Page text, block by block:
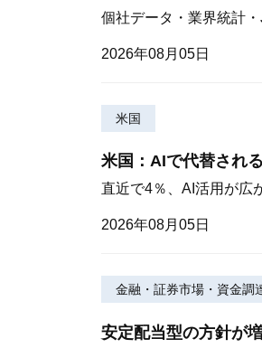
個社データ・業界統計
2026年08月05日
米国
米国：AIで代替され
直近で4％、AI活用が広
2026年08月05日
金融・証券市場・資金調
安定配当型の方針が